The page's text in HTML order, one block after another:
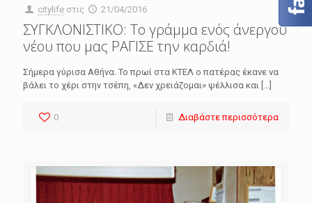
citylife στις 21/04/2016
ΣΥΓΚΛΟΝΙΣΤΙΚΟ: Το γράμμα ενός άνεργου
νέου που μας ΡΑΓΙΣΕ την καρδιά!
Σήμερα γύρισα Αθήνα. Το πρωί στα ΚΤΕΛ ο πατέρας έκανε να
βάλει το χέρι στην τσέπη, «Δεν χρειάζομαι» ψέλλισα και
0 Διαβάστε περισσότερα